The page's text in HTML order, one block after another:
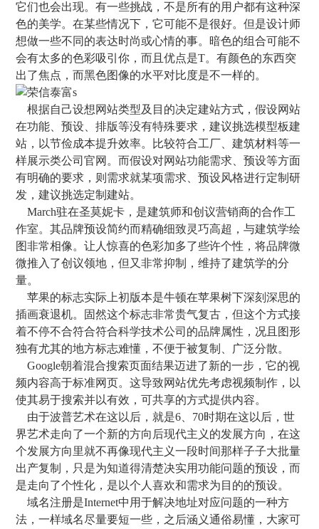
它们也会出现。有一些挑战，不是所有的用户都有这种深
色的美学。在某些情况下，它可能不是很好。但是设计师
想做一些不同的表达时尚或心情的事。暗色的组合可能不
会有太多的色彩吸引你，而且优点是T。有颜色的东西突
出了焦点，而黑色图像的水平对比度是不一样的。
根据自己设想网站类型及目的决定建站方式，假设网站
在功能、预设、排版等没有特殊要求，建议挑选模型板建
站，以节俭成本提升效率。比较符合工厂、建筑材料等一
样展示类公司官网。而假设对网站功能需求、预设等方面
有明确的要求，则需求就某项需求、预设风格进行定制研
发，建议挑选定制建站。
March驻在圣莫妮卡，是建筑师和创议营销商的合作工
作室。其品牌预设简约而精确细致灵巧高超，与建筑学绘
图非常相像。让人惊喜的色彩加多了些许个性，将品牌微
微推入了创议领地，但又非常抑制，维持了建筑学的分
量。
苹果的标志实际上初版本是牛顿在苹果树下深刻深思的
插画衰退机。固然这个标志非常贵气复古，但这个方式接
着不停不合符合符合科学技术公司的品牌属性，况且图形
独有尤其的地方标志难懂，不便于被复制、广泛分散。
Google朝着混合搜索页面结果迈进了新的一步，它的视
频内容高于标准网页。这导致网站优先考虑视频制作，以
使其易于搜索并以有效，可共享的方式提供内容。
由于波普艺术在这以后，就是6、70时期在这以后，世
界艺术走向了一个新的方向后现代主义的发展方向，在这
个发展方向里就不再像现代主义一段时间那样子子大批量
出产复制，只是为知道得清楚决实用功能问题的预设，而
是走向了个性化，是以个人喜欢和需求为目的的预设。
域名注册是Internet中用于解决地址对应问题的一种方
法，一样域名尽量要短一些，之后涵义通俗易懂，大家可